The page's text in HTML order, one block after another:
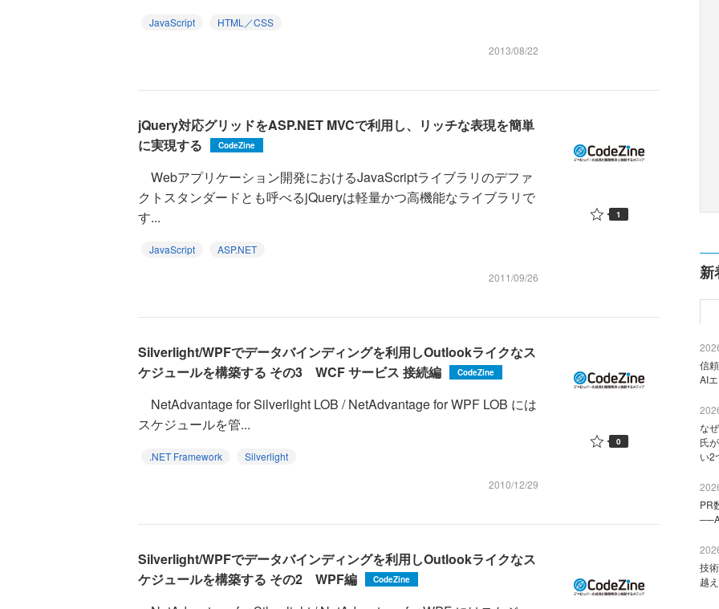
JavaScript HTML／CSS
2013/08/22
jQuery対応グリッドをASP.NET MVCで利用し、リッチな表現を簡単
に実現する
CodeZine
Webアプリケーション開発におけるJavaScriptライブラリのデファ
クトスタンダードとも呼べるjQueryは軽量かつ高機能なライブラリで
す...
JavaScript ASP.NET
2011/09/26
1
Silverlight/WPFでデータバインディングを利用しOutlookライクなス
ケジュールを構築する その3 WCF サービス 接続編
CodeZine
NetAdvantage for Silverlight LOB / NetAdvantage for WPF LOB には
スケジュールを管...
.NET Framework Silverlight
2010/12/29
0
Silverlight/WPFでデータバインディングを利用しOutlookライクなス
ケジュールを構築する その2 WPF編
CodeZine
新
信
AI
な
氏
い2
PR
技
越